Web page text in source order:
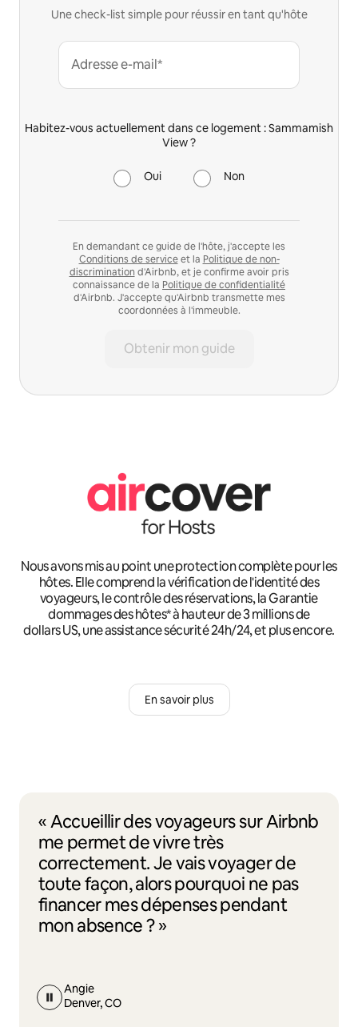
Une check-list simple pour réussir en tant qu'hôte
Adresse e-mail*
Habitez-vous actuellement dans ce logement : Sammamish
View ?
Oui Non
En demandant ce guide de l'hôte, j'accepte les
Conditions de serviceet la Politique de non-
discrimination d'Airbnb, et je confirme avoir pris
connaissance de la Politique de confidentialité
d'Airbnb. J'accepte qu'Airbnb transmette mes
coordonnées à l'immeuble.
Obtenir mon guide
Nous avons mis au point une protection complète pour les
hôtes. Elle comprend la vérification de l'identité des
voyageurs, le contrôle des réservations, la Garantie
dommages des hôtes* à hauteur de 3 millions de
dollars US, une assistance sécurité 24h/24, et plus encore.
En savoir plus
« Accueillir des voyageurs sur Airbnb
me permet de vivre très
correctement. Je vais voyager de
toute façon, alors pourquoi ne pas
financer mes dépenses pendant
mon absence ? »
Angie
Denver, CO